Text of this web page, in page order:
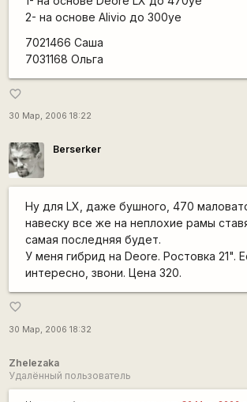
2- на основе Alivio до 300уе
7021466 Саша
7031168 Ольга
favorite_border
30 Мар, 2006 18:22
Berserker
Ну для LX, даже бушного, 470
навеску все же на неплохие рамы
самая последняя будет.
У меня гибрид на Deore. Ростовка 21".
интересно, звони. Цена 320.
favorite_border
30 Мар, 2006 18:32
Zhelezaka
Удалённый пользователь